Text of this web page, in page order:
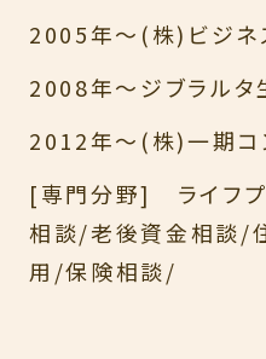
2005年～(株)ビジネ
2008年～ジブラル
2012年～(株)一期コ
[専門分野] ライフプ
相談/老後資金相談/
用/保険相談/